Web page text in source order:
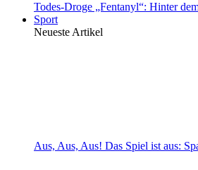
Todes-Droge „Fentanyl“: Hinter
Sport
Neueste Artikel
Aus, Aus, Aus! Das Spiel ist aus: